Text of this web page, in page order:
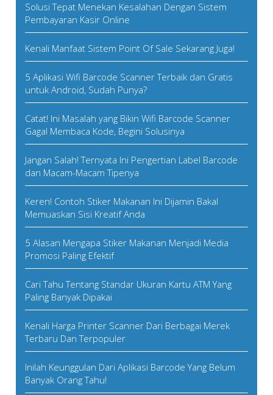
Solusi Tepat Menekan Kesalahan Dengan Sistem
Pembayaran Kasir Online
Kenali Manfaat Sistem Point Of Sale Sekarang Juga!
5 Aplikasi Wifi Barcode Scanner Terbaik dan Gratis
untuk Android, Sudah Punya?
Catat! Ini Masalah yang Bikin Wifi Barcode Scanner
Gagal Membaca Kode, Begini Solusinya
Jangan Salah! Ternyata Ini Pengertian Label Barcode
dan Macam-Macam Tipenya
Keren! Contoh Stiker Makanan Ini Dijamin Bakal
Memuaskan Sisi Kreatif Anda
5 Alasan Mengapa Stiker Makanan Menjadi Media
Promosi Paling Efektif
Cari Tahu Tentang Standar Ukuran Kartu ATM Yang
Paling Banyak Dipakai
Kenali Harga Printer Scanner Dari Berbagai Merek
Terbaru Dan Terpopuler
Inilah Keunggulan Dari Aplikasi Barcode Yang Belum
Banyak Orang Tahu!